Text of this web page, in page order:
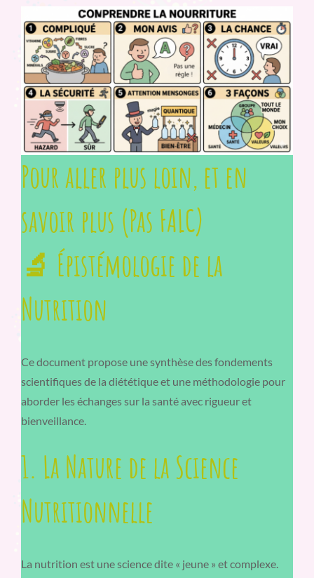
Pour aller plus loin, et en
savoir plus (Pas FALC)
🔬 Épistémologie de la
Nutrition
Ce document propose une synthèse des fondements
scientifiques de la diététique et une méthodologie pour
aborder les échanges sur la santé avec rigueur et
bienveillance.
1. La Nature de la Science
Nutritionnelle
La nutrition est une science dite « jeune » et complexe.